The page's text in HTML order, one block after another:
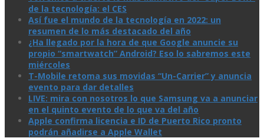
de la tecnologí­a: el CES
Así­ fue el mundo de la tecnologí­a en 2022: un
resumen de lo más destacado del año
¿Ha llegado por la hora de que Google anuncie su
propio “smartwatch” Android? Eso lo sabremos este
miércoles
T-Mobile retoma sus movidas “Un-Carrier” y anuncia
evento para dar detalles
LIVE: mira con nosotros lo que Samsung va a anunciar
en el quinto evento de lo que va del año
Apple confirma licencia e ID de Puerto Rico pronto
podrán añadirse a Apple Wallet